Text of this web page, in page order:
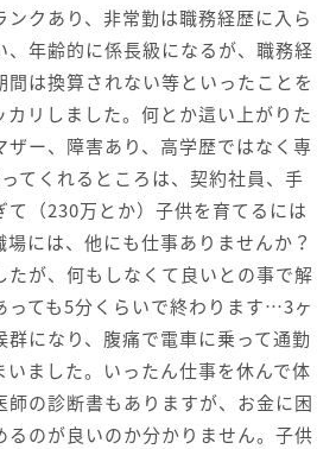
ンクあり、非常勤は職務経歴に入ら
、年齢的に係長級になるが、職務経
間は換算されない等といったことを
リしました。何とか這い上がりた
ザー、障害あり、高学歴ではなく専
てくれるところは、契約社員、手
て（230万とか）子供を育てるには
には、他にも仕事ありませんか？
たが、何もしなくて良いとの事で解
っても5分くらいで終わります…3ヶ
群になり、腹痛で電車に乗って通勤
いました。いったん仕事を休んで体
の診断書もありますが、お金に困
のが良いのか分かりません。子供